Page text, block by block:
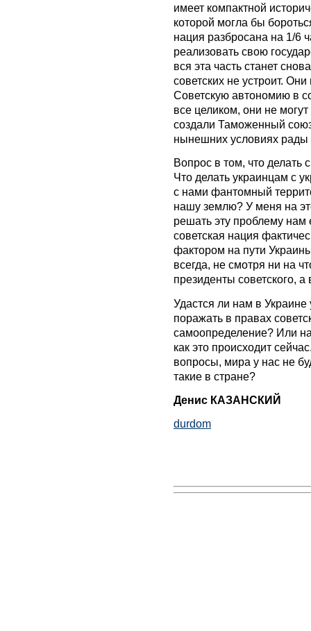
имеет компактной
которой могла бы
нация разбросана на 1/6
реализовать свою
вся эта часть станет
советских не устроит.
Советскую автономию в
все целиком, они не
создали Таможенный
нынешних условиях рады
Вопрос в том, что делать
Что делать украинцам с
с нами фантомный
нашу землю? У меня на
решать эту проблему
советская нация
фактором на пути
всегда, не смотря ни на
президенты советского,
Удастся ли нам в
поражать в правах
самоопределение? Или
как это происходит
вопросы, мира у нас не
такие в стране?
Денис КАЗАНСКИЙ
durdom